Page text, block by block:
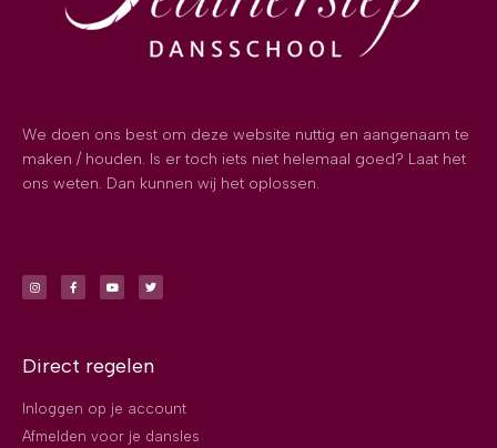
We doen ons best om deze website nuttig en aangenaam te
maken / houden. Is er toch iets niet helemaal goed? Laat het
ons weten. Dan kunnen wij het oplossen.
Direct regelen
Inloggen op je account
Afmelden voor je dansles